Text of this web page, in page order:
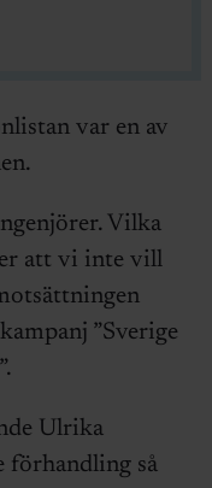
var en av
Vilka
att vi inte vill
”Sverige
Ulrika
förhandling så